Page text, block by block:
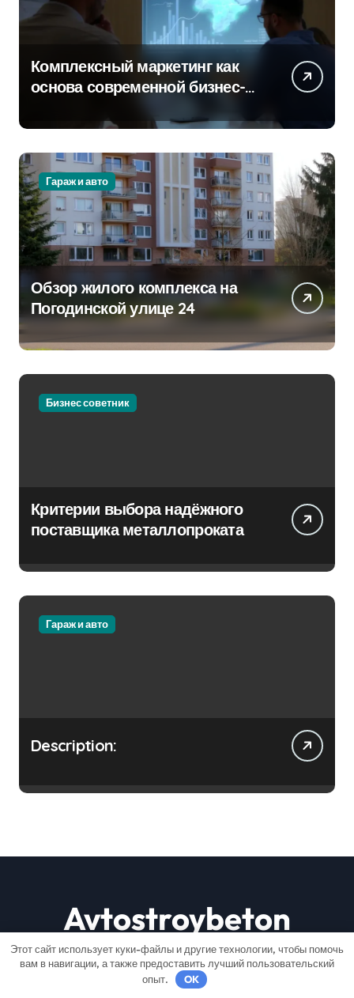
Комплексный маркетинг как
основа современной бизнес-
Гараж и авто
Обзор жилого комплекса на
Погодинской улице 24
Бизнес советник
Критерии выбора надёжного
поставщика металлопроката
Гараж и авто
Description:
Avtostroybeton
Строим мечты по кирпичику
Этот сайт использует куки-файлы и другие технологии, чтобы помочь
вам в навигации, а также предоставить лучший пользовательский
опыт.
OK